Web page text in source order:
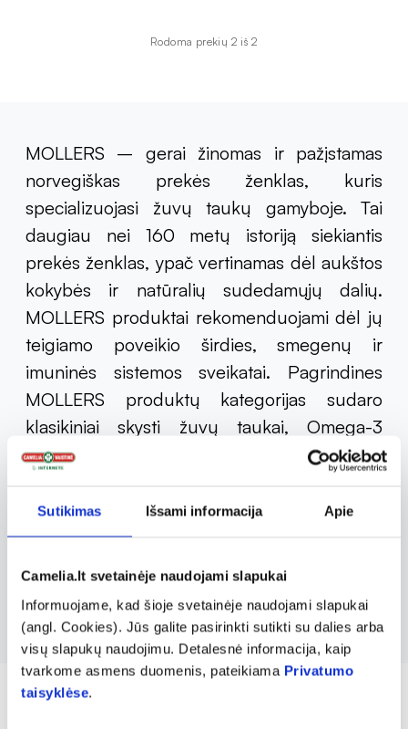
Sutikimas Išsami informacija Apie
Camelia.lt svetainėje naudojami slapukai
Informuojame, kad šioje svetainėje naudojami slapukai
(angl. Cookies). Jūs galite pasirinkti sutikti su dalies arba
visų slapukų naudojimu. Detalesnė informacija, kaip
tvarkome asmens duomenis, pateikiama Privatumo
taisyklėse.
Rodoma prekių 2 iš 2
MOLLERS – gerai žinomas ir pažįstamas
norvegiškas prekės ženklas, kuris
specializuojasi žuvų taukų gamyboje. Tai
daugiau nei 160 metų istoriją siekiantis
prekės ženklas, ypač vertinamas dėl aukštos
kokybės ir natūralių sudedamųjų dalių.
MOLLERS produktai rekomenduojami dėl jų
teigiamo poveikio širdies, smegenų ir
imuninės sistemos sveikatai. Pagrindines
MOLLERS produktų kategorijas sudaro
klasikiniai skysti žuvų taukai, Omega-3
kapsulės, žuvų taukai vaikams, skirti palaikyti
kramtomosios tabletės vaikams, galinčios
padėti palaikyti imunitetą ir sveiką vystymąsi,
imuniteto stiprinimui skirti papildai.